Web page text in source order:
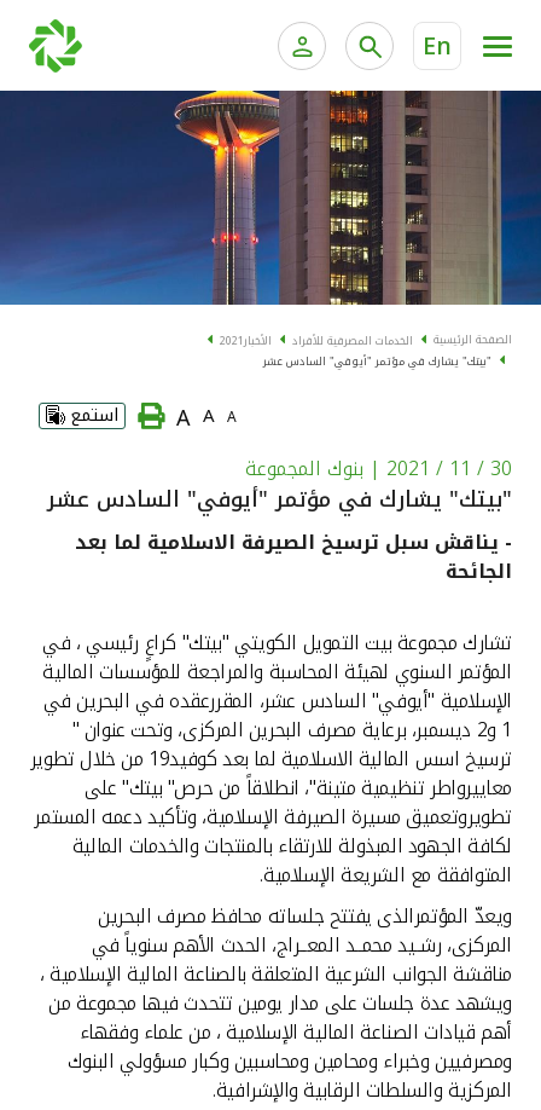
En
الخدمات المصرفية الإلكترونية للأفراد
الخدمات المصرفية الإلكترونية للشركات
خدمة "بيتك" للتداول الإلكتروني
الخدمات المصرفية للأفراد الخدمات المالية الخاصة
الحسابات المصرفية
البطاقات
"برامج العملاء"
الاستثمار
القنوات المصرفية
أدوات وخدمات
خدمات ما بعد البيع
اتصل بنا
مواقع الفروع وأجهزة الصرف الآلي
ألمانيا
ماليزيا
تركيا
الصفحة الرئيسية الخدمات المصرفية للأفراد الأخبار2021
"بيتك" يشارك في مؤتمر "أيوفي" السادس عشر
A
A
A استمع
30 / 11 / 2021 | بنوك المجموعة
"بيتك" يشارك في مؤتمر "أيوفي" السادس عشر
- يناقش سبل ترسيخ الصيرفة الاسلامية لما بعد
الجائحة
تشارك مجموعة بيت التمويل الكويتي "بيتك" كراعٍ رئيسي ، في
المؤتمر السنوي لهيئة المحاسبة والمراجعة للمؤسسات المالية
الإسلامية "أيوفي" السادس عشر، المقررعقده في البحرين في
1 و2 ديسمبر، برعاية مصرف البحرين المركزى، وتحت عنوان "
ترسيخ اسس المالية الاسلامية لما بعد كوفيد19 من خلال تطوير
معاييرواطر تنظيمية متينة"، انطلاقاً من حرص" بيتك" على
تطويروتعميق مسيرة الصيرفة الإسلامية، وتأكيد دعمه المستمر
لكافة الجهود المبذولة للارتقاء بالمنتجات والخدمات المالية
المتوافقة مع الشريعة الإسلامية.
ويعدّ المؤتمرالذى يفتتح جلساته محافظ مصرف البحرين
المركزى، رشــيد محمــد المعــراج، الحدث الأهم سنوياً في
مناقشة الجوانب الشرعية المتعلقة بالصناعة المالية الإسلامية ،
ويشهد عدة جلسات على مدار يومين تتحدث فيها مجموعة من
أهم قيادات الصناعة المالية الإسلامية ، من علماء وفقهاء
ومصرفيين وخبراء ومحامين ومحاسبين وكبار مسؤولي البنوك
المركزية والسلطات الرقابية والإشرافية.